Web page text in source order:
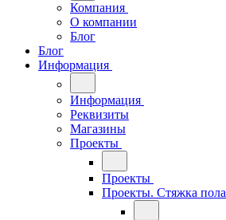
Компания
О компании
Блог
Блог
Информация
Информация
Реквизиты
Магазины
Проекты
Проекты
Проекты. Стяжка пола